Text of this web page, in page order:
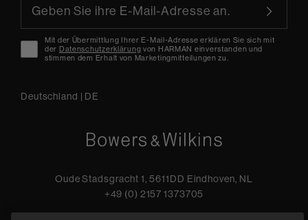
Mit der Übermittlung Ihrer E-Mail-Adresse erklären Sie sich mit
der Datenschutzerklärung von HARMAN einverstanden und
stimmen dem Erhalt von Marketingmitteilungen zu.
Deutschland | DE
Oude Stadsgracht 1, 5611DD Eindhoven, NL
+49 (0) 2157 1373705